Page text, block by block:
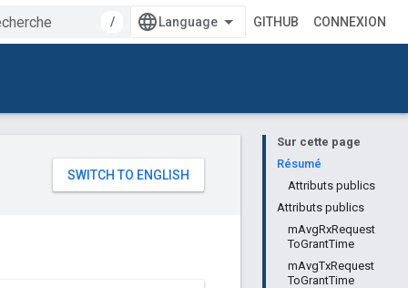
/ GITHUB CONNEXION
Sur cette page
Résumé
Attributs publics
Attributs publics
mAvgRxRequest
ToGrantTime
mAvgTxRequest
ToGrantTime